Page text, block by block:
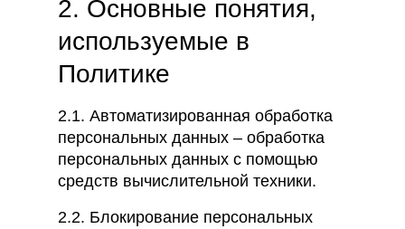
2. Основные понятия,
используемые в
Политике
2.1. Автоматизированная обработка
персональных данных – обработка
персональных данных с помощью
средств вычислительной техники.
2.2. Блокирование персональных